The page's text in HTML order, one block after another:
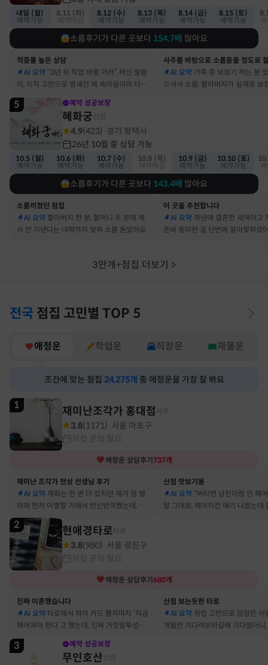
내일 (월)
예약가능
8.11 (화)
8.12 (수)
예약가능
8.13 (목)
예약가능
8.14 (금)
예약가능
8.15 (토)
예약가능
소름후기가 다른 곳보다 154.7배 많아요
적중률 높은 상담
AI 요약 “3년 뒤 직업 바뀔 거라” 하신 말씀
이, 이직 고민으로 밤새던 제 속마음이라 더 신
기했어요
AI 요약 가족 중 보청기 끼는 분
으셔서 소름, 할아버지가 실제로 보
5 예약 성공보장
혜화궁
4.9(423) 경기 평택시
26년 10월 중 상담 가능
10.5 (월)
예약가능
10.6 (화)
예약가능
10.7 (수)
예약가능
10.8 (목)
10.9 (금)
예약가능
10.10 (토)
예약가능
소름후기가 다른 곳보다 143.4배 많아요
소름끼쳤던 점집
AI 요약 할아버지 한 분, 할머니 두 분에 제
사 안 지낸다는 내력까지 맞혀 소름 돋았어요
이 곳을 추천합니다
AI 요약 작년에 결혼한 새댁이고
준비 중이란 걸 단번에 알아맞히셨
3만개+점집 더보기 >
전국 점집 고민별 TOP 5
애정운 학업운 직장운 재물운
조건에 맞는 점집 24,275개 중 애정운을 가장 잘 봐요
1 재미난조각가 홍대점
3.8(1171) 서울 마포구
애정운 상담후기 737개
재미난 조각가 천상 선생님 후기
AI 요약 재회는 한 번 더 있지만 제가 정 떨
어져 먼저 이별할 거래서 반신반의했는데, 정
말 재회 후 제가 먼저 헤어지자고 했어요
신점 맛보기용
AI 요약 “버티면 남친이랑 안 헤
말 그대로, 헤어지잔 얘기 나왔는데
2 현애경타로
3.8(980) 서울 광진구
애정운 상담후기 680개
진짜 이혼했습니다
AI 요약 타로에서 악마 카드 뽑자마자 ‘지금
헤어져야 한다’고 했는데, 진짜 거짓말투성이
결혼 생활 끝에 이혼 숙고 중이에요
신점 보는듯한 타로
AI 요약 취업 고민으로 당장은 어
개월만 기다려보라길래 기다렸더니
3 예약 성공보장
무인호산